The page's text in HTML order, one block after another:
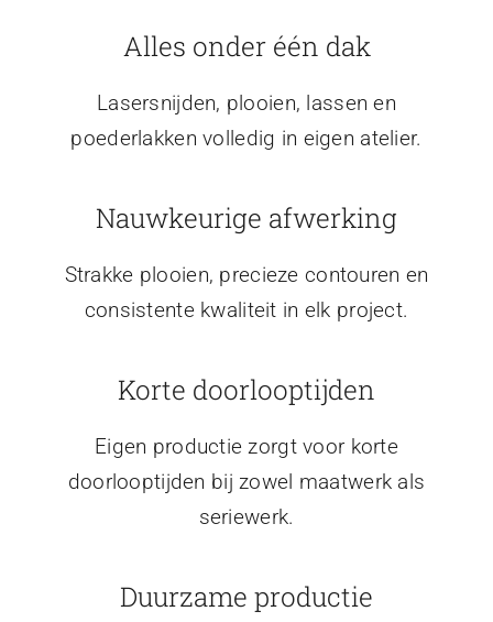
Alles onder één dak
Lasersnijden, plooien, lassen en
poederlakken volledig in eigen atelier.
Nauwkeurige afwerking
Strakke plooien, precieze contouren en
consistente kwaliteit in elk project.
Korte doorlooptijden
Eigen productie zorgt voor korte
doorlooptijden bij zowel maatwerk als
seriewerk.
Duurzame productie